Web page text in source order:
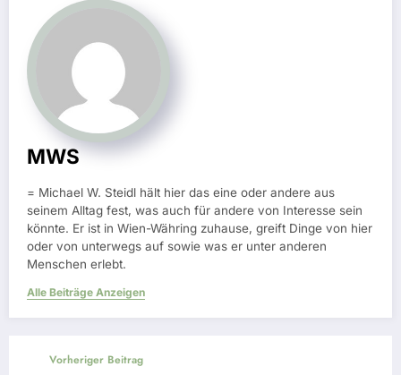
MWS
= Michael W. Steidl hält hier das eine oder andere aus
seinem Alltag fest, was auch für andere von Interesse sein
könnte. Er ist in Wien-Währing zuhause, greift Dinge von hier
oder von unterwegs auf sowie was er unter anderen
Menschen erlebt.
Alle Beiträge Anzeigen
Vorheriger Beitrag